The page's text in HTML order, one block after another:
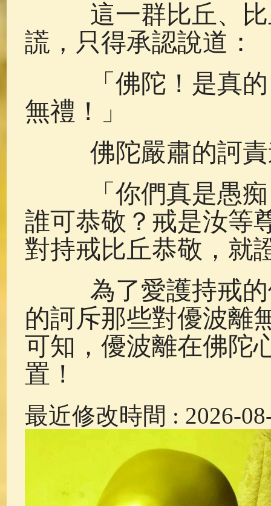
這一群比丘、比
謊，只得承認說道：
「佛陀！是真的
無禮！」
佛陀嚴肅的訶責
「你們真是愚痴
誰可恭敬？戒是汝等
對持戒比丘恭敬，就
為了愛護持戒的
的訶斥那些對優波離
可知，優波離在佛陀
置！
最近修改時間 : 2026-